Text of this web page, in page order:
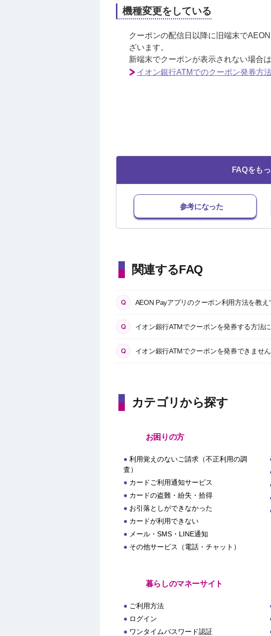
機種変更をしている
クーポンの配信日以降に旧端末で
ざいます。
新端末でクーポンが表示されない場合
イオン銀行ATMでのクーポン発券方
FAQをも
参考になった
関連するFAQ
AEON Payアプリのクーポン利用方法を教え
イオン銀行ATMでクーポンを発券する方法
イオン銀行ATMでクーポンを発券できません
カテゴリから探す
お困りの方
利用覚えのないご請求（不正利用の調
査）
カードご利用通知サービス
カードの盗難・紛失・拾得
お引落としができなかった
カードが利用できない
メール・SMS・LINE通知
その他サービス（電話・チャット）
暮らしのマネーサイト
ご利用方法
ログイン
ワンタイムパスワード認証